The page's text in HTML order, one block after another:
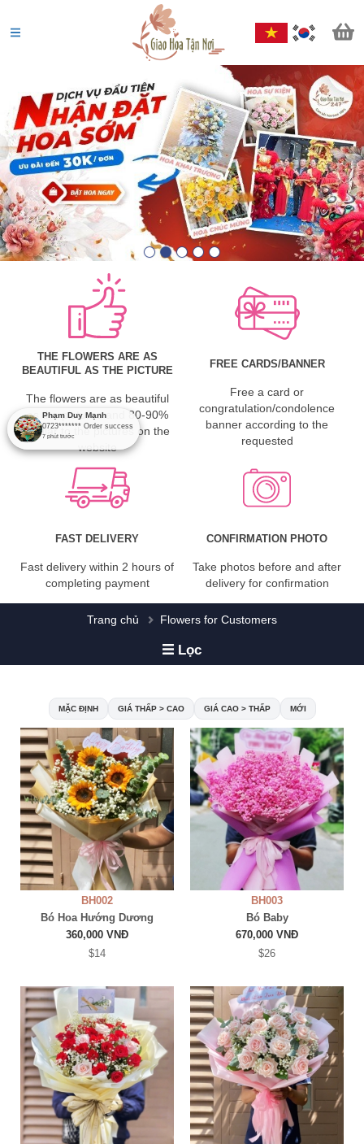
THE FLOWERS ARE AS
BEAUTIFUL AS THE PICTURE
The flowers are as beautiful
as the pictures and 80-90%
similar to the pictures on the
website
FREE CARDS/BANNER
Free a card or
congratulation/condolence
banner according to the
requested
FAST DELIVERY
Fast delivery within 2 hours of
completing payment
CONFIRMATION PHOTO
Take photos before and after
delivery for confirmation
Trang chủ Flowers for Customers
Lọc
MẶC ĐỊNH GIÁ THẤP > CAO GIÁ CAO > THẤP MỚI
BH002
Bó Hoa Hướng Dương
360,000 VNĐ
$14
BH003
Bó Baby
670,000 VNĐ
$26
Phạm Duy Mạnh
0723*******Order success
7phút trước